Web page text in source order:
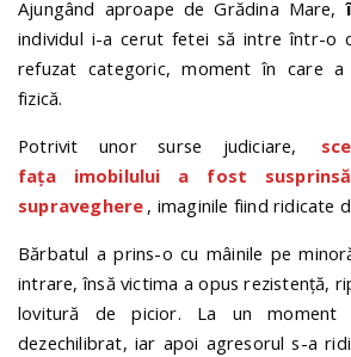
Ajungând aproape de Grădina Mare,
individul i-a cerut fetei să intre într-o
refuzat categoric, moment în care a
fizică.
Potrivit unor surse judiciare,
fața imobilului a fost
supraveghere , imaginile fiind ridicate
Bărbatul a prins-o cu mâinile pe
intrare, însă victima a opus rezistență,
lovitură de picior. La un
dezechilibrat, iar apoi agresorul s-a